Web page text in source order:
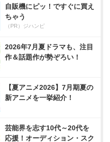
自販機にピッ！ですぐに買え
ちゃう
（PR）ジハンピ
2026年7月夏ドラマも、注目
作＆話題作が勢ぞろい！
【夏アニメ2026】7月期夏の
新アニメを一挙紹介！
芸能界を志す10代～20代を
応援！オーディション・スク